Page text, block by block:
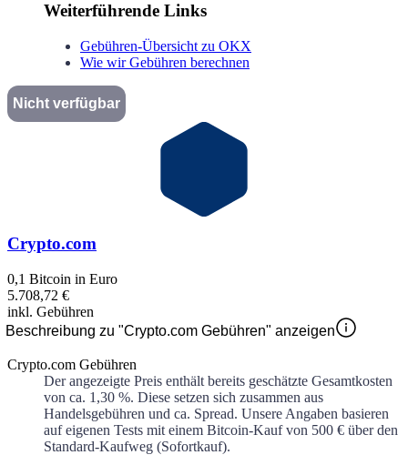
Weiterführende Links
Gebühren-Übersicht zu OKX
Wie wir Gebühren berechnen
Nicht verfügbar
Crypto.com
0,1 Bitcoin in Euro
5.708,72 €
inkl. Gebühren
Beschreibung zu "Crypto.com Gebühren" anzeigen
Crypto.com Gebühren
Der angezeigte Preis enthält bereits geschätzte Gesamtkosten
von ca. 1,30 %. Diese setzen sich zusammen aus
Handelsgebühren und ca. Spread. Unsere Angaben basieren
auf eigenen Tests mit einem Bitcoin-Kauf von 500 € über den
Standard-Kaufweg (Sofortkauf).